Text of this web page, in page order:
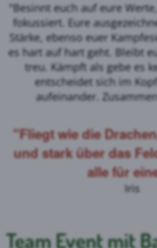
"Besinnt euch auf eure
fokussiert. Eure
Stärke, ebenso euer
es hart auf hart geht. Bleibt
treu. Kämpft als gebe es
entscheidet sich im
aufeinander.
"Fliegt wie die
und stark über das
alle für
Iris
Team Event mit